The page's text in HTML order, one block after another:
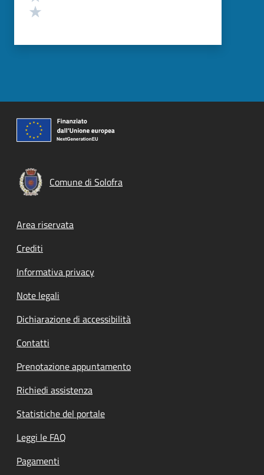
Comune di Solofra
Footer menu
Area riservata
Crediti
Informativa privacy
Note legali
Dichiarazione di accessibilità
Contatti
Prenotazione appuntamento
Richiedi assistenza
Statistiche del portale
Leggi le FAQ
Pagamenti